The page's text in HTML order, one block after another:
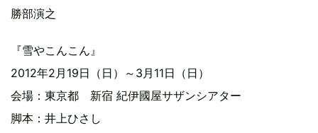
勝部演之
『雪やこんこん』
2012年2月19日（日）～3月11日（日）
会場：東京都 新宿 紀伊國屋サザンシアター
脚本：井上ひさし